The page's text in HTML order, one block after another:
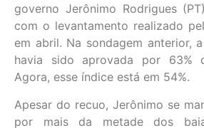
governo Jerônimo Rodrigues
com o levantamento realizado
em abril. Na sondagem anterior,
havia sido aprovada por 63%
Agora, esse índice está em 54%.
Apesar do recuo, Jerônimo se
por mais da metade dos